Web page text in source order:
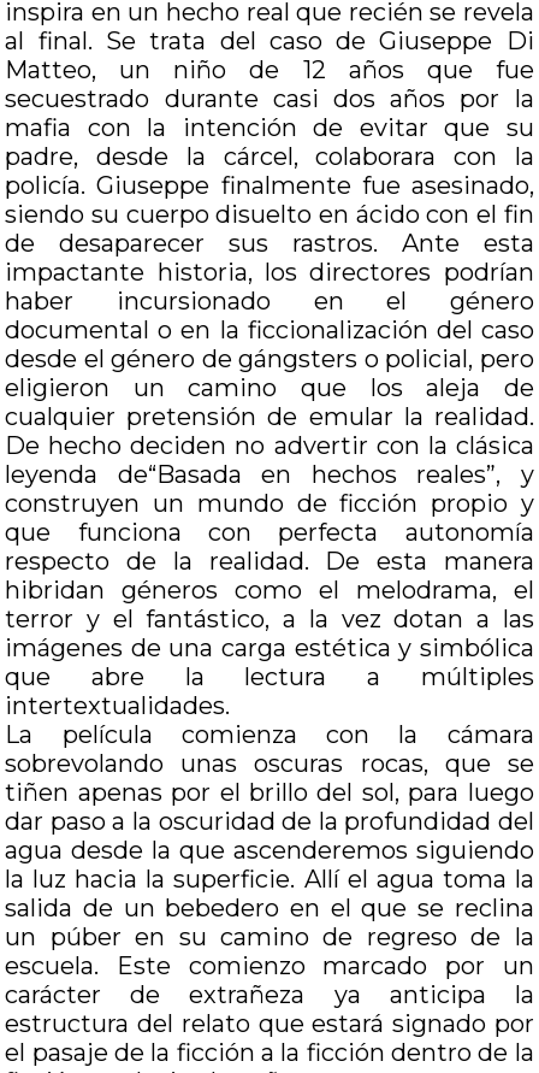
inspira en un hecho real que recién se revela
al final. Se trata del caso de Giuseppe Di
Matteo, un niño de 12 años que fue
secuestrado durante casi dos años por la
mafia con la intención de evitar que su
padre, desde la cárcel, colaborara con la
policía. Giuseppe finalmente fue asesinado,
siendo su cuerpo disuelto en ácido con el fin
de desaparecer sus rastros. Ante esta
impactante historia, los directores podrían
haber incursionado en el género
documental o en la ficcionalización del caso
desde el género de gángsters o policial, pero
eligieron un camino que los aleja de
cualquier pretensión de emular la realidad.
De hecho deciden no advertir con la clásica
leyenda de“Basada en hechos reales”, y
construyen un mundo de ficción propio y
que funciona con perfecta autonomía
respecto de la realidad. De esta manera
hibridan géneros como el melodrama, el
terror y el fantástico, a la vez dotan a las
imágenes de una carga estética y simbólica
que abre la lectura a múltiples
intertextualidades.
La película comienza con la cámara
sobrevolando unas oscuras rocas, que se
tiñen apenas por el brillo del sol, para luego
dar paso a la oscuridad de la profundidad del
agua desde la que ascenderemos siguiendo
la luz hacia la superficie. Allí el agua toma la
salida de un bebedero en el que se reclina
un púber en su camino de regreso de la
escuela. Este comienzo marcado por un
carácter de extrañeza ya anticipa la
estructura del relato que estará signado por
el pasaje de la ficción a la ficción dentro de la